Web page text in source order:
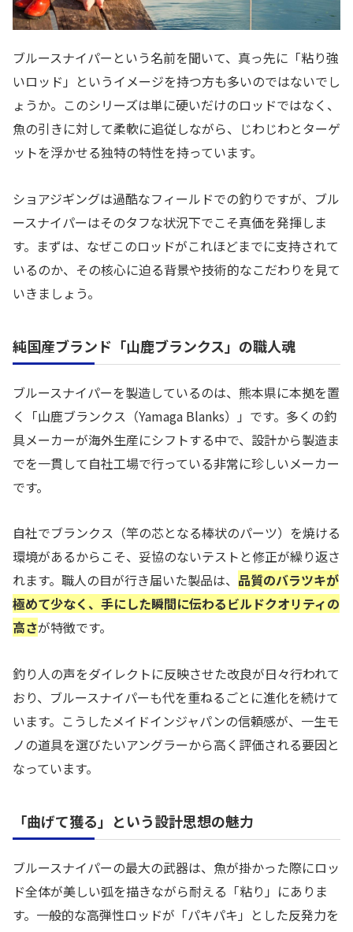
ブルースナイパーという名前を聞いて、真っ先に「粘り強
いロッド」というイメージを持つ方も多いのではないでし
ょうか。このシリーズは単に硬いだけのロッドではなく、
魚の引きに対して柔軟に追従しながら、じわじわとターゲ
ットを浮かせる独特の特性を持っています。
ショアジギングは過酷なフィールドでの釣りですが、ブル
ースナイパーはそのタフな状況下でこそ真価を発揮しま
す。まずは、なぜこのロッドがこれほどまでに支持されて
いるのか、その核心に迫る背景や技術的なこだわりを見て
いきましょう。
純国産ブランド「山鹿ブランクス」の職人魂
ブルースナイパーを製造しているのは、熊本県に本拠を置
く「山鹿ブランクス（Yamaga Blanks）」です。多くの釣
具メーカーが海外生産にシフトする中で、設計から製造ま
でを一貫して自社工場で行っている非常に珍しいメーカー
です。
自社でブランクス（竿の芯となる棒状のパーツ）を焼ける
環境があるからこそ、妥協のないテストと修正が繰り返さ
れます。職人の目が行き届いた製品は、 品質のバラツキが
極めて少なく、手にした瞬間に伝わるビルドクオリティの
高さが特徴です。
釣り人の声をダイレクトに反映させた改良が日々行われて
おり、ブルースナイパーも代を重ねるごとに進化を続けて
います。こうしたメイドインジャパンの信頼感が、一生モ
ノの道具を選びたいアングラーから高く評価される要因と
なっています。
「曲げて獲る」という設計思想の魅力
ブルースナイパーの最大の武器は、魚が掛かった際にロッ
ド全体が美しい弧を描きながら耐える「粘り」にありま
す。一般的な高弾性ロッドが「パキパキ」とした反発力を